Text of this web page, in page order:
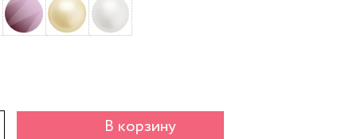
В корзину